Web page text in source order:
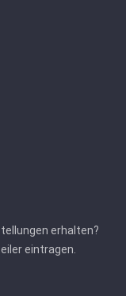
erhalten?
eintragen.